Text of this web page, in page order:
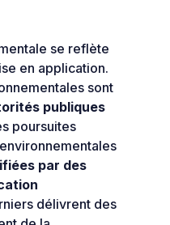
se reflète
en application.
sont
publiques
poursuites
par des
délivrent des